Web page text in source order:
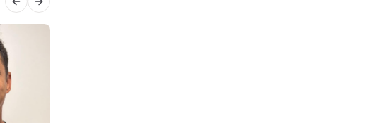
Previous slide
Next slide